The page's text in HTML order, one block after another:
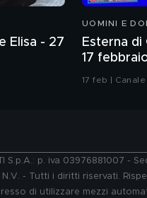
Elisa - 27
UOMINI E
Esterna di
17
17 feb | Canale
S.p.A.: p. iva 03976881007 -
- Tutti i diritti riservati.
di utilizzare mezzi